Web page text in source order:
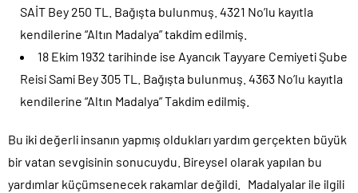
SAİT Bey 250 TL. Bağışta bulunmuş. 4321 No’lu kayıtla
kendilerine “Altın Madalya” takdim edilmiş.
18 Ekim 1932 tarihinde ise Ayancık Tayyare Cemiyeti Şube
Reisi Sami Bey 305 TL. Bağışta bulunmuş. 4363 No’lu kayıtla
kendilerine “Altın Madalya” Takdim edilmiş.
Bu iki değerli insanın yapmış oldukları yardım gerçekten büyük
bir vatan sevgisinin sonucuydu. Bireysel olarak yapılan bu
yardımlar küçümsenecek rakamlar değildi. Madalyalar ile ilgili